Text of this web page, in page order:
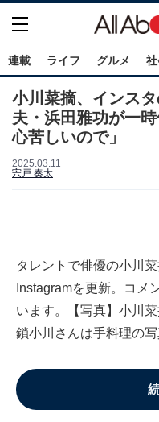
連載 ライフ グルメ
小川菜摘、インスタ
夫・浜田雅功が一
心苦しいので」
2025.03.11
宍戸 奏太
タレントで俳優の小川
Instagramを更新。コメ
います。【写真】小川
鎖小川さんは手料理の